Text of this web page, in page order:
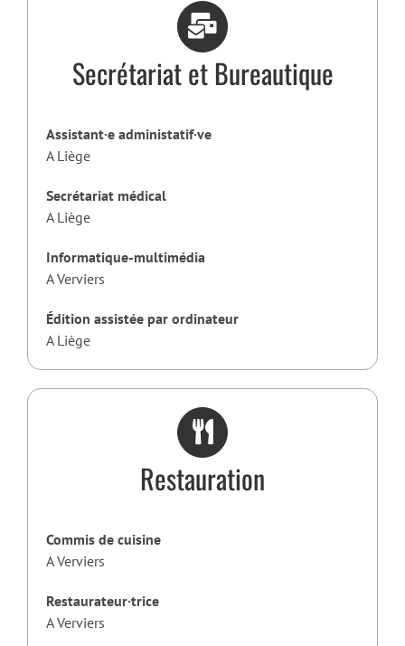
Secrétariat et Bureautique
Assistant·e administatif·ve
A Liège
Secrétariat médical
A Liège
Informatique-multimédia
A Verviers
Édition assistée par ordinateur
A Liège
Restauration
Commis de cuisine
A Verviers
Restaurateur·trice
A Verviers